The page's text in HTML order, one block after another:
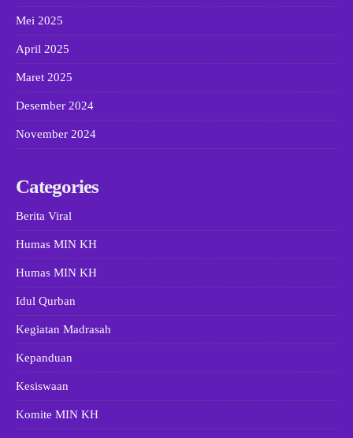
Mei 2025
April 2025
Maret 2025
Desember 2024
November 2024
Categories
Berita Viral
Humas MIN KH
Humas MIN KH
Idul Qurban
Kegiatan Madrasah
Kepanduan
Kesiswaan
Komite MIN KH